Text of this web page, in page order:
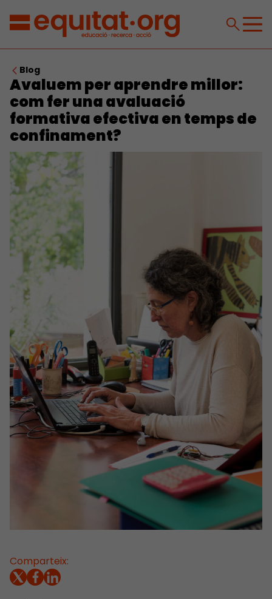
Blog
Avaluem per aprendre millor:
com fer una avaluació
formativa efectiva en temps de
confinament?
Comparteix: